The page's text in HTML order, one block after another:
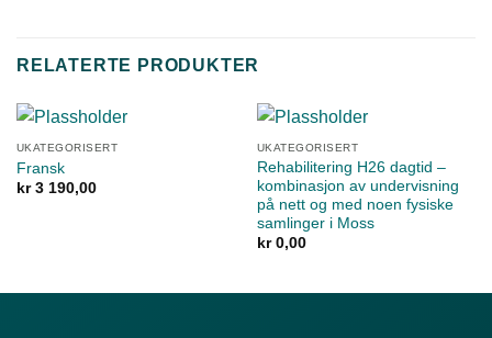
RELATERTE PRODUKTER
UKATEGORISERT
Fransk
kr3 190,00
UKATEGORISERT
Rehabilitering H26 dagtid –
kombinasjon av undervisning
på nett og med noen fysiske
samlinger i Moss
kr0,00